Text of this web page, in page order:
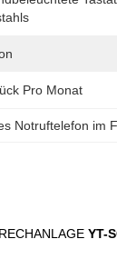
Pro Monat
Notruftelefon im
YT-